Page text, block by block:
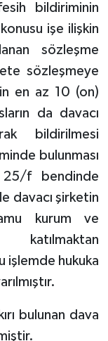
bildiriminin
işe ilişkin
sözleşme
sözleşmeye
en az 10 (on)
da davacı
bildirilmesi
bulunması
25/f bendinde
davacı şirketin
kurum ve
katılmaktan
işlemde hukuka
bulunan dava